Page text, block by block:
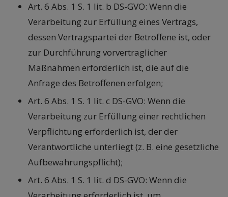
Art. 6 Abs. 1 S. 1 lit. b DS-GVO: Wenn die
Verarbeitung zur Erfüllung eines Vertrags,
dessen Vertragspartei der Betroffene ist, oder
zur Durchführung vorvertraglicher
Maßnahmen erforderlich ist, die auf die
Anfrage des Betroffenen erfolgen;
Art. 6 Abs. 1 S. 1 lit. c DS-GVO: Wenn die
Verarbeitung zur Erfüllung einer rechtlichen
Verpflichtung erforderlich ist, der der
Verantwortliche unterliegt (z. B. eine gesetzliche
Aufbewahrungspflicht);
Art. 6 Abs. 1 S. 1 lit. d DS-GVO: Wenn die